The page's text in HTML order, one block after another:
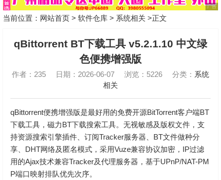
当前位置： 网站首页 > 软件仓库 > 系统相关 >正文
qBittorrent BT下载工具 v5.2.1.10 中文绿
色便携增强版
作者：235 日期：2026-06-07 浏览：5226 分类： 系统
相关
qBittorrent便携增强版是最好用的免费开源BitTorrent客户端BT
下载工具，磁力BT下载搜索工具。无视敏感及版权文件，支
持资源搜索引擎插件、订阅Tracker服务器、BT文件做种分
享、DHT网络及匿名模式，采用Vuze兼容协议加密，IP过滤
用的Ajax技术兼容Tracker及代理服务器，基于UPnP/NAT-PM
P端口映射排队优先次序。